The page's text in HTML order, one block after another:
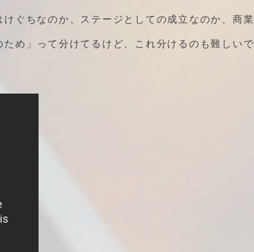
ぐちなのか、ステージとしての成立なのか、商業
め」って分けてるけど、これ分けるのも難しいで